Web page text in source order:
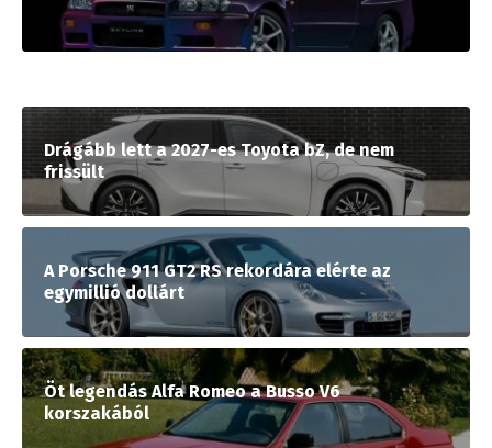
Drágább lett a 2027-es Toyota bZ, de nem
frissült
A Porsche 911 GT2 RS rekordára elérte az
egymillió dollárt
Öt legendás Alfa Romeo a Busso V6
korszakából